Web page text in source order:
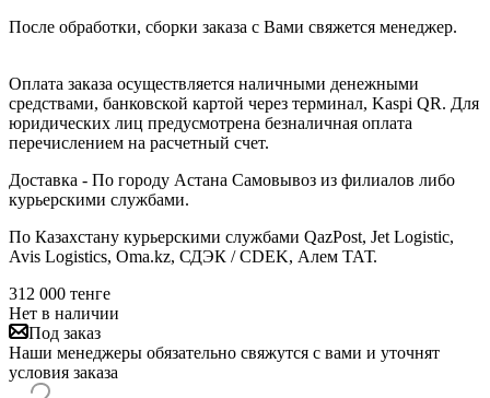
После обработки, сборки заказа с Вами свяжется менеджер.
Оплата заказа осуществляется наличными денежными
средствами, банковской картой через терминал, Kaspi QR. Для
юридических лиц предусмотрена безналичная оплата
перечислением на расчетный счет.
Доставка - По городу Астана Самовывоз из филиалов либо
курьерскими службами.
По Казахстану курьерскими службами QazPost, Jet Logistic,
Avis Logistics, Oma.kz, СДЭК / CDEK, Алем ТАТ.
312 000 тенге
Нет в наличии
Под заказ
Наши менеджеры обязательно свяжутся с вами и уточнят
условия заказа